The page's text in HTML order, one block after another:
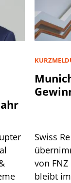
Swiss
von
bleibt